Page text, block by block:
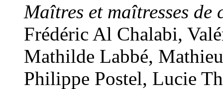
Maîtres et maîtresses de
Frédéric Al Chalabi,
Mathilde Labbé,
Philippe Postel, Lucie